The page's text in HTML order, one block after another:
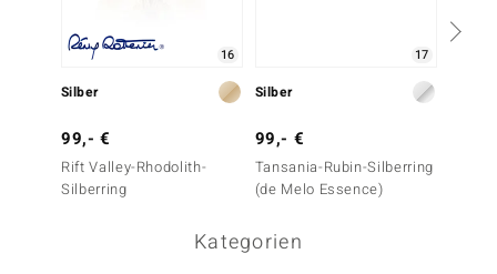
16
Silber
99,- €
Rift Valley-Rhodolith-
Silberring
17
Silber
99,- €
Tansania-Rubin-Silberring
(de Melo Essence)
Kategorien